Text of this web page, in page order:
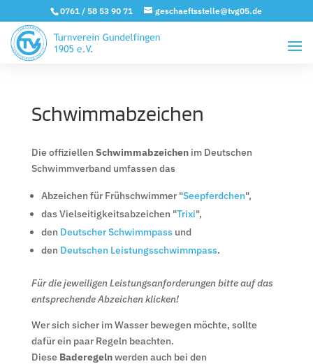
0761 / 58 53 90 71 geschaeftsstelle@tvg05.de
Schwimmabzeichen
Die offiziellen Schwimmabzeichenim Deutschen
Schwimmverband umfassen das
Abzeichen für Frühschwimmer "Seepferdchen",
das Vielseitigkeitsabzeichen "Trixi",
den Deutscher Schwimmpassund
den Deutschen Leistungsschwimmpass.
Für die jeweiligen Leistungsanforderungen bitte auf das
entsprechende Abzeichen klicken!
Wer sich sicher im Wasser bewegen möchte, sollte
dafür ein paar Regeln beachten.
Diese Baderegelnwerden auch bei den